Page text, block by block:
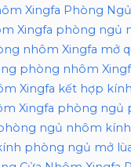
Xingfa Phòng
Xingfa phòng ngủ
nhôm Xingfa mở
phòng nhôm
Xingfa kết hợp
Xingfa phòng ngủ
ngủ nhôm
phòng ngủ mở